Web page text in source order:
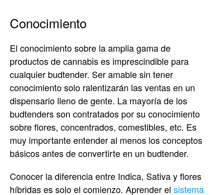
Conocimiento
El conocimiento sobre la amplia gama de
productos de cannabis es imprescindible para
cualquier budtender. Ser amable sin tener
conocimiento solo ralentizarán las ventas en un
dispensario lleno de gente. La mayoría de los
budtenders son contratados por su conocimiento
sobre flores, concentrados, comestibles, etc. Es
muy importante entender al menos los conceptos
básicos antes de convertirte en un budtender.
Conocer la diferencia entre Indica, Sativa y flores
híbridas es solo el comienzo. Aprender el sistema